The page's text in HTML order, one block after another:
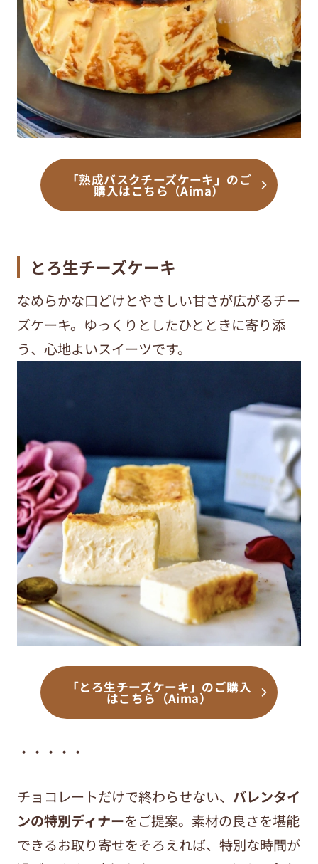
「熟成バスクチーズケーキ」のご
購入はこちら（Aima）
とろ生チーズケーキ
なめらかな口どけとやさしい甘さが広がるチー
ズケーキ。ゆっくりとしたひとときに寄り添
う、心地よいスイーツです。
「とろ生チーズケーキ」のご購入
はこちら（Aima）
・・・・・
チョコレートだけで終わらせない、 バレンタイ
ンの特別ディナーをご提案。素材の良さを堪能
できるお取り寄せをそろえれば、特別な時間が